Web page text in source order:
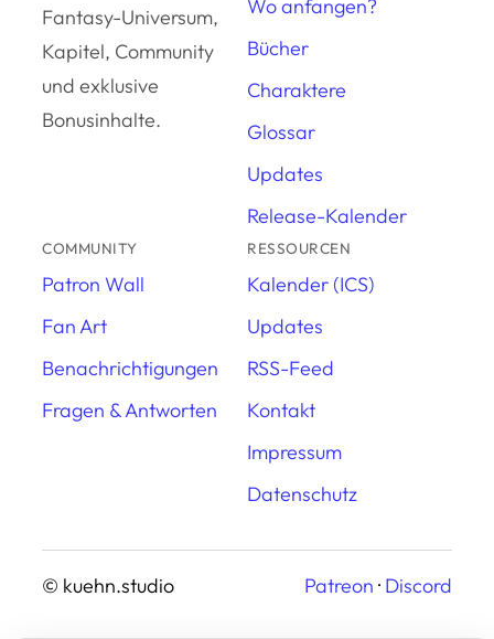
Fantasy-Universum,
Kapitel, Community
und exklusive
Bonusinhalte.
Wo anfangen?
Bücher
Charaktere
Glossar
Updates
Release-Kalender
COMMUNITY
Patron Wall
Fan Art
Benachrichtigungen
Fragen & Antworten
RESSOURCEN
Kalender (ICS)
Updates
RSS-Feed
Kontakt
Impressum
Datenschutz
© kuehn.studio Patreon · Discord